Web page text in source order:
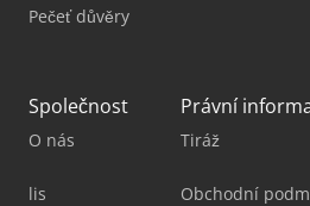
Pečeť důvěry
Společnost
O nás
lis
Právní
Tiráž
Obchodní